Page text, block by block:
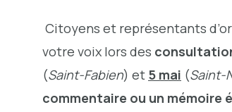
Citoyens et représentants
votre voix lors des
(Saint-Fabien) et 5 mai (Saint-
commentaire ou un mémoire